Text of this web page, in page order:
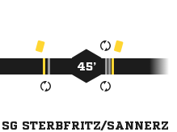
45’
SG STERBFRITZ/SANNERZ